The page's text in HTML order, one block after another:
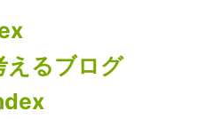
えるブログ